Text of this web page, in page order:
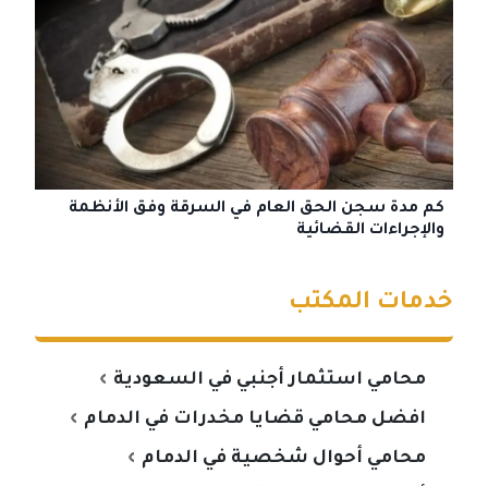
كم مدة سجن الحق العام في السرقة وفق الأنظمة
والإجراءات القضائية
خدمات المكتب
محامي استثمار أجنبي في السعودية
افضل محامي قضايا مخدرات في الدمام
محامي أحوال شخصية في الدمام